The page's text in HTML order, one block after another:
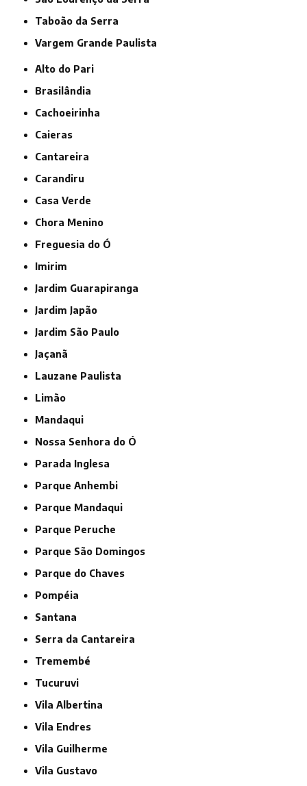
Taboão da Serra
Vargem Grande Paulista
Alto do Pari
Brasilândia
Cachoeirinha
Caieras
Cantareira
Carandiru
Casa Verde
Chora Menino
Freguesia do Ó
Imirim
Jardim Guarapiranga
Jardim Japão
Jardim São Paulo
Jaçanã
Lauzane Paulista
Limão
Mandaqui
Nossa Senhora do Ó
Parada Inglesa
Parque Anhembi
Parque Mandaqui
Parque Peruche
Parque São Domingos
Parque do Chaves
Pompéia
Santana
Serra da Cantareira
Tremembé
Tucuruvi
Vila Albertina
Vila Endres
Vila Guilherme
Vila Gustavo